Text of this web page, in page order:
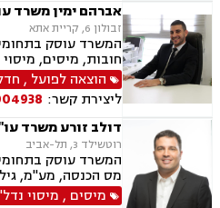
אברהם ימין משרד
זבולון 6, קריית אתא
המשרד עוסק
חובות, מיסים, מיסוי
משפחה, מזונות,
כוח מתמשך, חדלות
הוצאה לפועל ,
ליצירת קשר:
דולב זורע משרד
רוטשילד 3, תל-אביב
המשרד עוסק
מס הכנסה, מע"מ,
שוק ההון, מיסוי
מיסים , מיסוי